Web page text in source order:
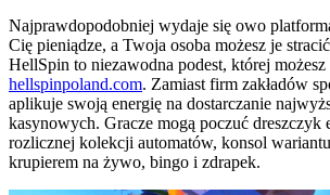
Najprawdopodobniej wydaje się owo
Cię pieniądze, a Twoja osoba możesz je
HellSpin to niezawodna podest, której
hellspinpoland.com. Zamiast firm zakładów
aplikuje swoją energię na dostarczanie
kasynowych. Gracze mogą poczuć dreszczyk
rozlicznej kolekcji automatów, konsol
krupierem na żywo, bingo i zdrapek.